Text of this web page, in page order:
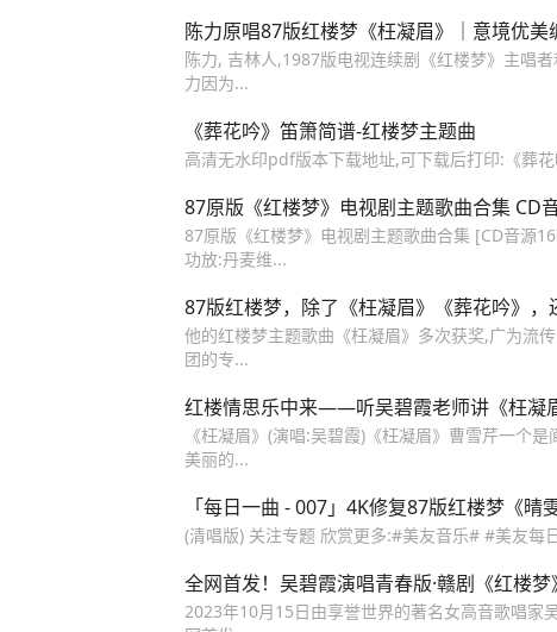
陈力原唱87版红楼梦《枉凝眉》｜意境优
陈力, 吉林人,1987版电视连续剧《红楼梦》主唱
力因为...
《葬花吟》笛箫简谱-红楼梦主题曲
高清无水印pdf版本下载地址,可下载后打印:《葬
87原版《红楼梦》电视剧主题歌曲合集 CD
87原版《红楼梦》电视剧主题歌曲合集 [CD音源
功放:丹麦维...
87版红楼梦，除了《枉凝眉》《葬花吟》，
他的红楼梦主题歌曲《枉凝眉》多次获奖,广为流
团的专...
红楼情思乐中来——听吴碧霞老师讲《枉凝
《枉凝眉》(演唱:吴碧霞)《枉凝眉》曹雪芹一个
美丽的...
「每日一曲 - 007」4K修复87版红楼梦《晴
(清唱版) 关注专题 欣赏更多:#美友音乐# #美友
全网首发！吴碧霞演唱青春版·赣剧《红楼
2023年10月15日由享誉世界的著名女高音歌唱家